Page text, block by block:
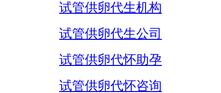
试管供卵代生机构
试管供卵代生公司
试管供卵代怀助孕
试管供卵代怀咨询